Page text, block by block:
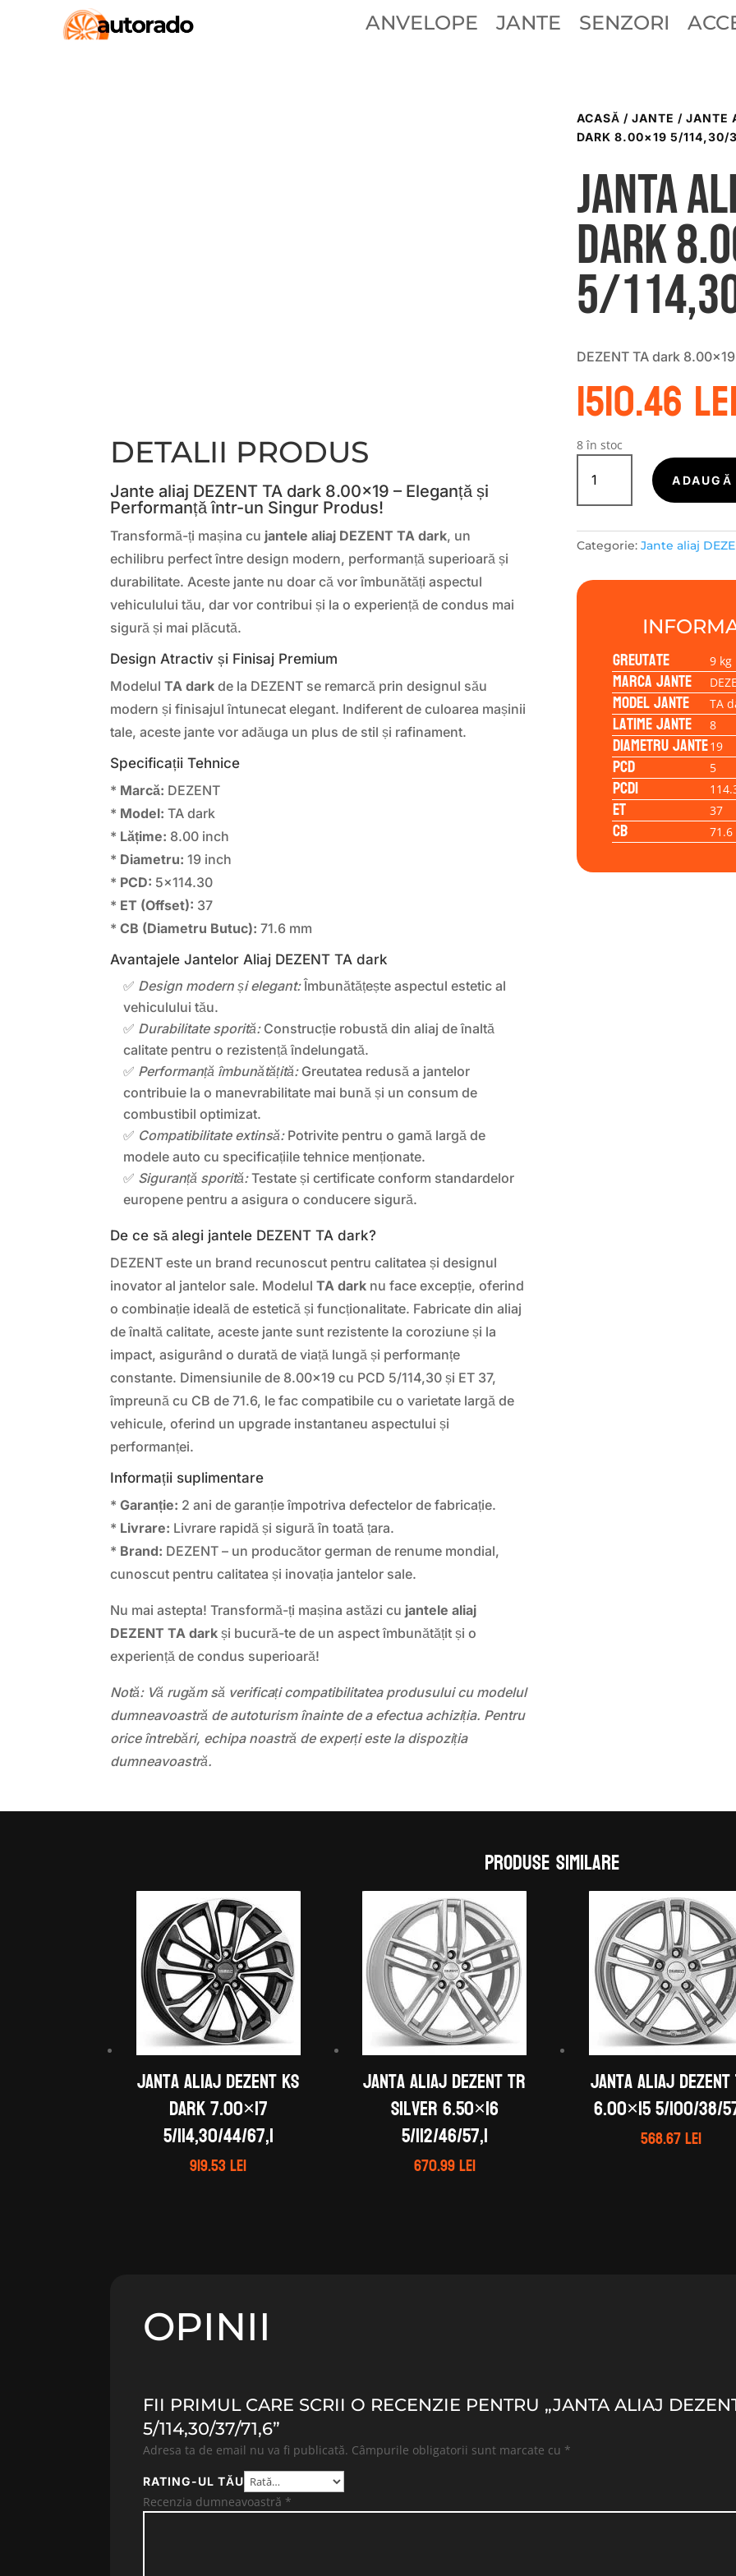
ANVELOPE JANTE SENZORI
DETALII PRODUS
Jante aliaj DEZENT TA dark 8.00×19 – Eleganță și
Performanță într-un Singur Produs!
Transformă-ți mașina cu jantele aliaj DEZENT TA dark, un
echilibru perfect între design modern, performanță superioară și
durabilitate. Aceste jante nu doar că vor îmbunătăți aspectul
vehiculului tău, dar vor contribui și la o experiență de condus mai
sigură și mai plăcută.
Design Atractiv și Finisaj Premium
ModelulTA dark de la DEZENT se remarcă prin designul său
modern și finisajul întunecat elegant. Indiferent de culoarea mașinii
tale, aceste jante vor adăuga un plus de stil și rafinament.
Specificații Tehnice
* Marcă: DEZENT
* Model: TA dark
* Lățime: 8.00 inch
* Diametru: 19 inch
* PCD: 5×114.30
* ET (Offset): 37
*CB (Diametru Butuc): 71.6 mm
Avantajele Jantelor Aliaj DEZENT TA dark
✅ Design modern și elegant:Îmbunătățește aspectul estetic al
vehiculului tău.
✅ Durabilitate sporită:Construcție robustă din aliaj de înaltă
calitate pentru o rezistență îndelungată.
✅ Performanță îmbunătățită:Greutatea redusă a jantelor
contribuie la o manevrabilitate mai bună și un consum de
combustibil optimizat.
✅ Compatibilitate extinsă:Potrivite pentru o gamă largă de
modele auto cu specificațiile tehnice menționate.
✅ Siguranță sporită:Testate și certificate conform standardelor
europene pentru a asigura o conducere sigură.
De ce să alegi jantele DEZENT TA dark?
DEZENT este un brand recunoscut pentru calitatea și designul
inovator al jantelor sale. ModelulTA dark nu face excepție, oferind
o combinație ideală de estetică și funcționalitate. Fabricate din aliaj
de înaltă calitate, aceste jante sunt rezistente la coroziune și la
impact, asigurând o durată de viață lungă și performanțe
constante. Dimensiunile de 8.00×19 cu PCD 5/114,30 și ET 37,
împreună cu CB de 71.6, le fac compatibile cu o varietate largă de
vehicule, oferind un upgrade instantaneu aspectului și
performanței.
Informații suplimentare
*Garanție: 2 ani de garanție împotriva defectelor de fabricație.
* Livrare: Livrare rapidă și sigură în toată țara.
* Brand: DEZENT – un producător german de renume mondial,
cunoscut pentru calitatea și inovația jantelor sale.
Nu mai astepta! Transformă-ți mașina astăzi cu jantele aliaj
DEZENT TA dark și bucură-te de un aspect îmbunătățit și o
experiență de condus superioară!
Notă: Vă rugăm să verificați compatibilitatea produsului cu modelul
dumneavoastră de autoturism înainte de a efectua achiziția. Pentru
orice întrebări, echipa noastră de experți este la dispoziția
dumneavoastră.
ACASĂ / JANTE / JANTE
DARK 8.00×19 5/114,30/
Janta
dark
5/
DEZENT TA dark
1510.46
8 în stoc
Cantitate
Janta
aliaj
TA
dark
8.00x19
5/114,30/37/71,6
Categorie: Jante aliaj
Greutate 9 kg
Marca jante
Model jante TA
Latime jante 8
Diametru jante19
PCD 5
PCD1
ET 37
CB 71.6
Produse similare
Janta aliaj DEZENT KS
dark 7.00×17
5/114,30/44/67,1
919.53lei
Janta aliaj DEZENT TR
silver 6.50×16
5/112/46/57,1
670.99lei
Janta aliaj DEZENT
6.00×15 5/100/38/
568.67lei
OPINII
FII PRIMUL CARE SCRII O RECENZIE PENTRU „JANTA ALIAJ
5/114,30/37/71,6”
Adresa ta de email nu va fi publicată. Câmpurile obligatorii sunt marcate cu *
RATING-UL TĂU
Recenzia dumneavoastră *